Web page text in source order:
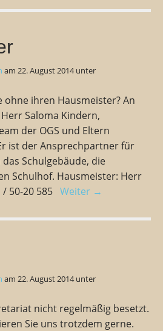
am 22. August 2014unter
ohne ihren Hausmeister? An
Saloma Kindern,
der OGS und Eltern
ist der Ansprechpartner für
Schulgebäude, die
Schulhof. Hausmeister: Herr
50-20 585 Weiter →
am 22. August 2014unter
nicht regelmäßig besetzt.
Sie uns trotzdem gerne.